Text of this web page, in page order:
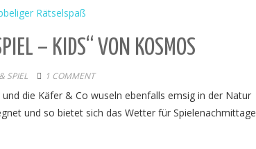
– KIDS“ VON KOSMOS
SPIEL 1 COMMENT
die Käfer & Co wuseln ebenfalls emsig in der Natur
und so bietet sich das Wetter für Spielenachmittage